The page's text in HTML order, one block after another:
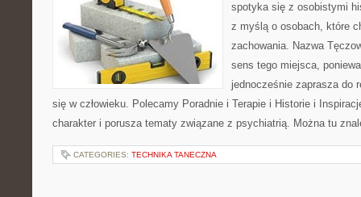
spotyka się z osobistymi
z myślą o osobach, które
zachowania. Nazwa
sens tego miejsca,
jednocześnie zaprasza do
się w człowieku. Polecamy Poradnie i Terapie i Historie i
charakter i porusza tematy związane z psychiatrią. Można tu
CATEGORIES: TECHNIKA TANECZNA